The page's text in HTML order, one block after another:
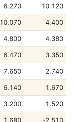
6.270 10.120
10.070 4.400
4.800 4.380
6.470 3.350
7.650 2.740
6.140 1.670
3.200 1.520
1.680 -2.510